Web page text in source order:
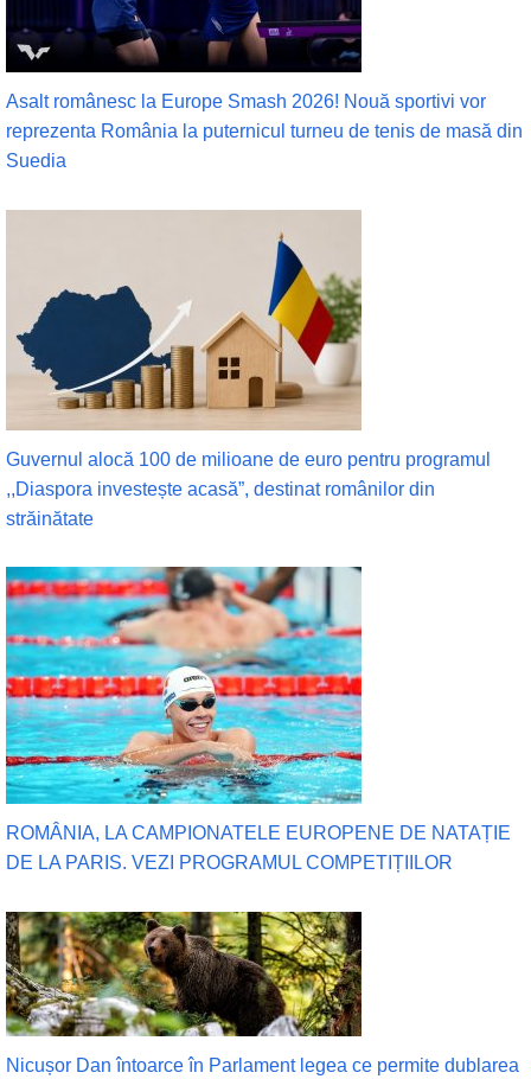
Asalt românesc la Europe Smash 2026! Nouă sportivi vor
reprezenta România la puternicul turneu de tenis de masă din
Suedia
Guvernul alocă 100 de milioane de euro pentru programul
,,Diaspora investește acasă”, destinat românilor din
străinătate
ROMÂNIA, LA CAMPIONATELE EUROPENE DE NATAȚIE
DE LA PARIS. VEZI PROGRAMUL COMPETIȚIILOR
Nicușor Dan întoarce în Parlament legea ce permite dublarea